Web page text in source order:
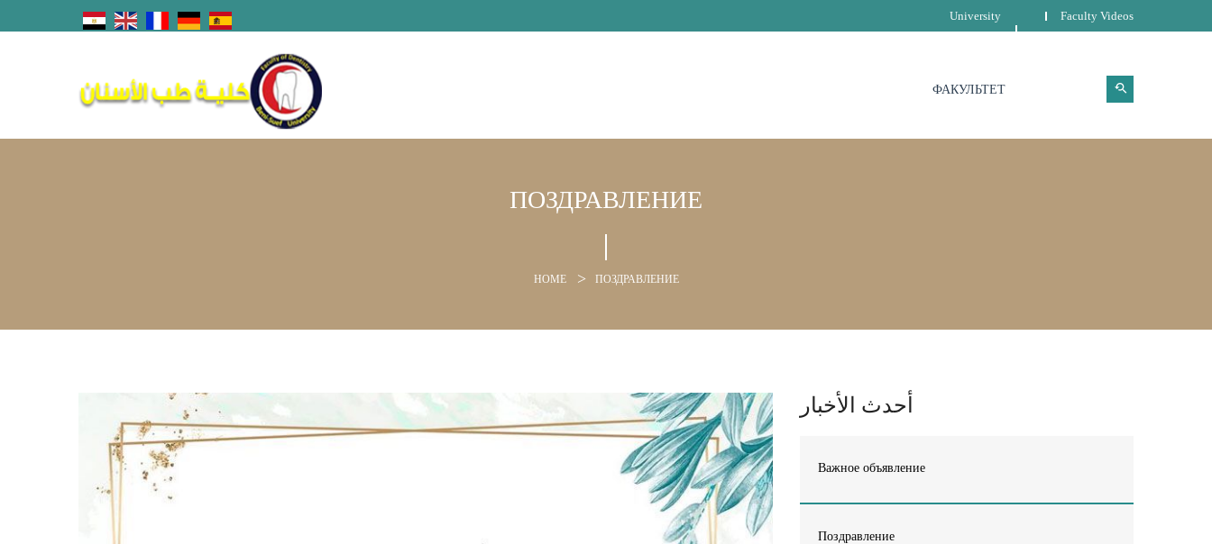
University Faculty Videos
ФАКУЛЬТЕТ
ПОЗДРАВЛЕНИЕ
HOME ПОЗДРАВЛЕНИЕ
أحدث الأخبار
Важное объявление
Поздравление